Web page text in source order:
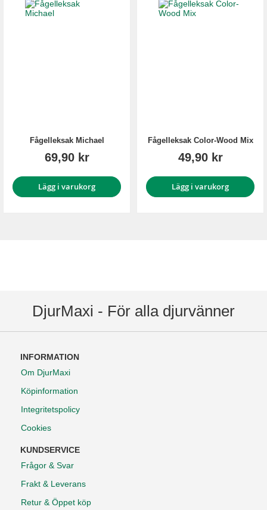
Fågelleksak Michael
69,90 kr
Lägg i varukorg
Fågelleksak Color-Wood Mix
49,90 kr
Lägg i varukorg
DjurMaxi - För alla djurvänner
INFORMATION
Om DjurMaxi
Köpinformation
Integritetspolicy
Cookies
KUNDSERVICE
Frågor & Svar
Frakt & Leverans
Retur & Öppet köp